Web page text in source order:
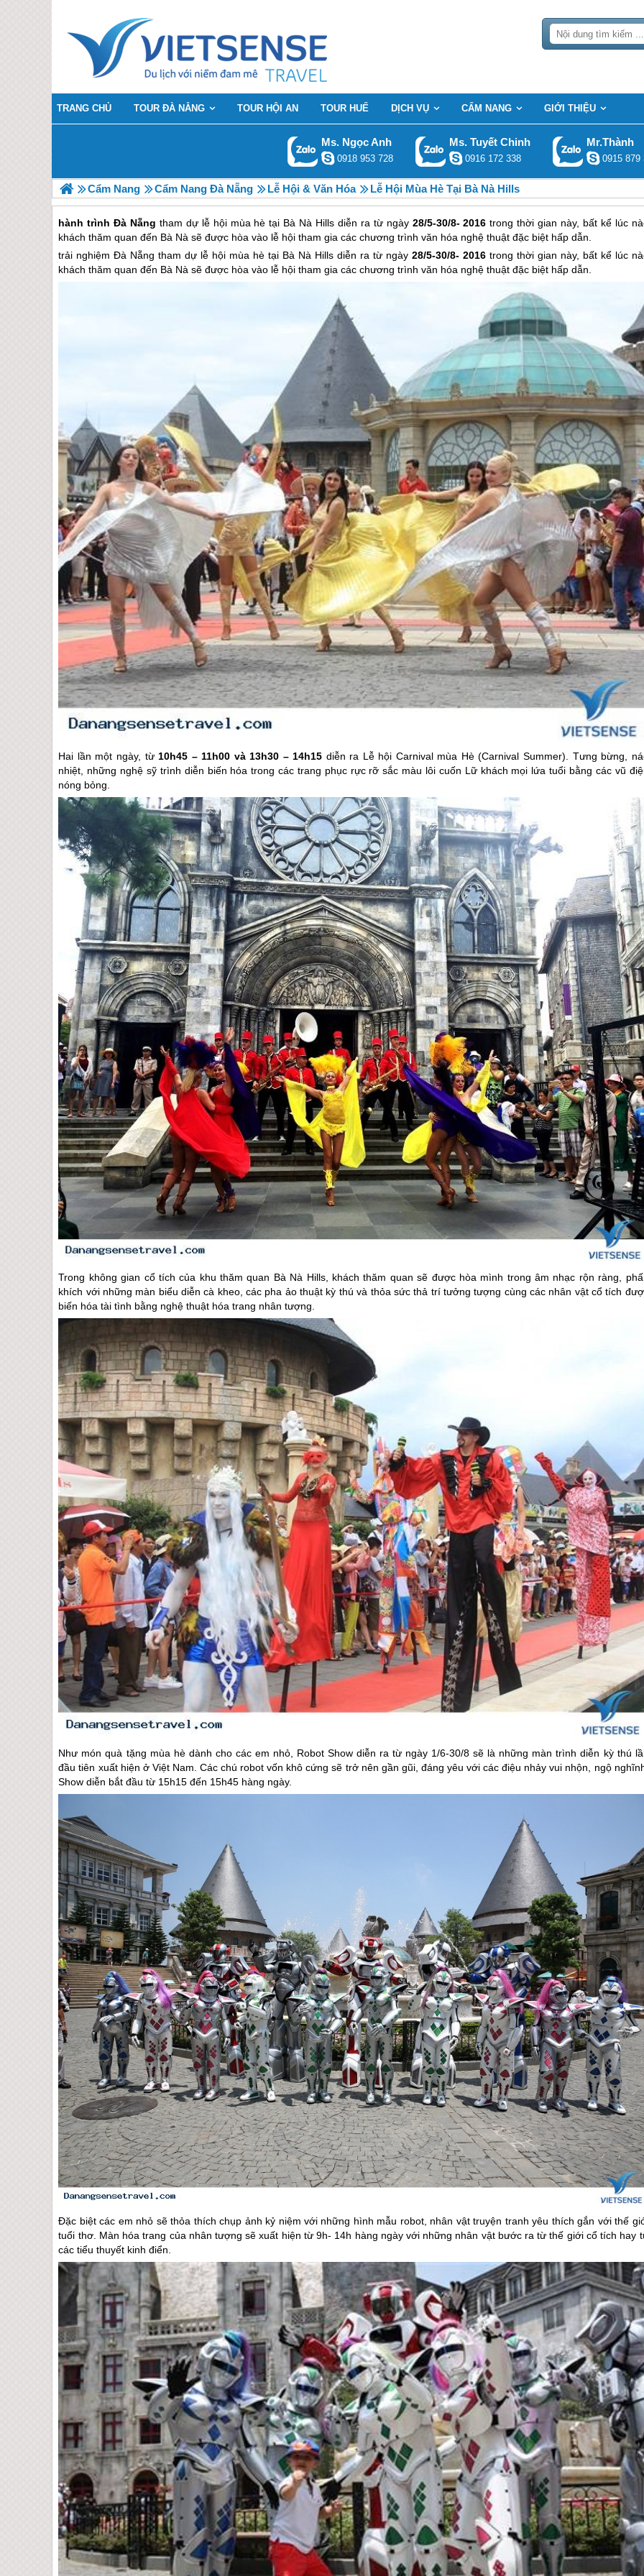
TRANG CHỦ TOUR ĐÀ NẴNG TOUR HỘI AN TOUR HUẾ DỊCH VỤ CẨM NANG GIỚI THIỆU
Ms. Ngọc Anh
0918 953 728
Ms. Tuyết Chinh
0916 172 338
Mr.Thành
0915 879
Cẩm Nang Cẩm Nang Đà Nẵng Lễ Hội & Văn Hóa Lễ Hội Mùa Hè Tại Bà Nà Hills
hành trình Đà Nẵng tham dự lễ hội mùa hè tại Bà Nà Hills diễn ra từ ngày 28/5-30/8- 2016 trong thời gian này, bất kể lúc
khách thăm quan đến Bà Nà sẽ được hòa vào lễ hội tham gia các chương trình văn hóa nghệ thuật đặc biệt hấp dẫn.
trải nghiệmĐà Nẵng tham dự lễ hội mùa hè tại Bà Nà Hills diễn ra từ ngày 28/5-30/8- 2016trong thời gian này, bất kể lúc
khách thăm quan đến Bà Nà sẽ được hòa vào lễ hội tham gia các chương trình văn hóa nghệ thuật đặc biệt hấp dẫn.
Hai lần một ngày, từ 10h45 – 11h00 và 13h30 – 14h15 diễn ra Lễ hội Carnival mùa Hè (Carnival Summer). Tưng bừng,
nhiệt, những nghệ sỹ trình diễn biến hóa trong các trang phục rực rỡ sắc màu lôi cuốn Lữ khách mọi lứa tuổi bằng các vũ
nóng bỏng.
Trong không gian cổ tích của khu thăm quan Bà Nà Hills, khách thăm quan sẽ được hòa mình trong âm nhạc rộn ràng,
khích với những màn biểu diễn cà kheo, các pha ảo thuật kỳ thú và thỏa sức thả trí tưởng tượng cùng các nhân vật cổ tích
biến hóa tài tình bằng nghệ thuật hóa trang nhân tượng.
Như món quà tặng mùa hè dành cho các em nhỏ, Robot Show diễn ra từ ngày 1/6-30/8 sẽ là những màn trình diễn kỳ thú
đầu tiên xuất hiện ở Việt Nam. Các chú robot vốn khô cứng sẽ trở nên gần gũi, đáng yêu với các điệu nhảy vui nhộn, ngộ
Show diễn bắt đầu từ 15h15 đến 15h45 hàng ngày.
Đặc biệt các em nhỏ sẽ thỏa thích chụp ảnh kỷ niệm với những hình mẫu robot, nhân vật truyện tranh yêu thích gắn với thế
tuổi thơ. Màn hóa trang của nhân tượng sẽ xuất hiện từ 9h- 14h hàng ngày với những nhân vật bước ra từ thế giới cổ tích hay
các tiểu thuyết kinh điển.